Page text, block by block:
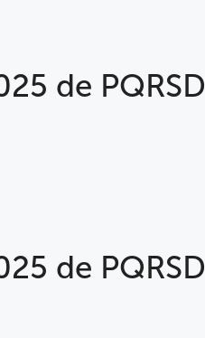
de PQRSD
de PQRSD